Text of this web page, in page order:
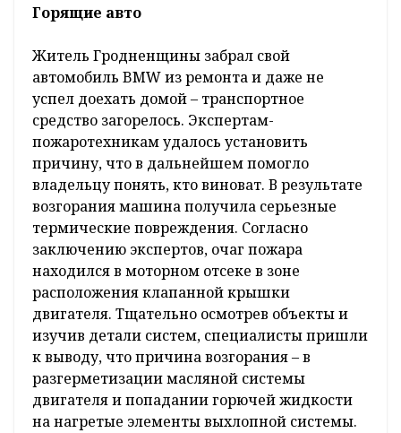
Горящие авто
Житель Гродненщины забрал свой
автомобиль BMW из ремонта и даже не
успел доехать домой – транспортное
средство загорелось. Экспертам-
пожаротехникам удалось установить
причину, что в дальнейшем помогло
владельцу понять, кто виноват. В результате
возгорания машина получила серьезные
термические повреждения. Согласно
заключению экспертов, очаг пожара
находился в моторном отсеке в зоне
расположения клапанной крышки
двигателя. Тщательно осмотрев объекты и
изучив детали систем, специалисты пришли
к выводу, что причина возгорания – в
разгерметизации масляной системы
двигателя и попадании горючей жидкости
на нагретые элементы выхлопной системы.